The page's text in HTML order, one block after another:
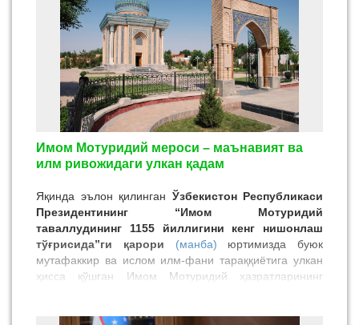
Имом Мотуридий мероси – маънавият ва
илм ривожидаги улкан қадам
Яқинда эълон қилинган Ўзбекистон Республикаси
Президентининг “Имом Мотуридий
таваллудининг 1155 йиллигини кенг нишонлаш
тўғрисида”ги қарори
(манба) юртимизда буюк
мутафаккир ва ислом илм-фани тараққиётига улкан
ҳисса қўшган Имом Мотуридий ҳазратларининг